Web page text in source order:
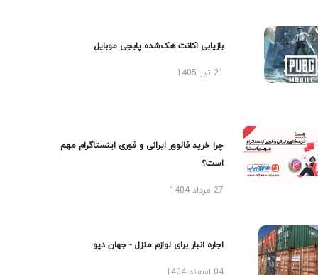
بازیابی اکانت هک‌شده پابجی موبایل
چرا خرید فالوور ایرانی و فوری اینستاگرام مهم
است؟
27 مرداد 1404
اجاره انبار برای لوازم منزل - جهان دپو
04 اسفند 1404